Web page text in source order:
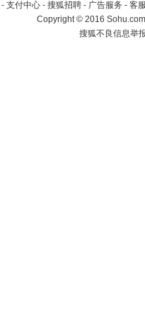
- 支付中心 - 搜狐招聘 - 广告服务 - 客
Copyright©2016
搜狐不良信息举